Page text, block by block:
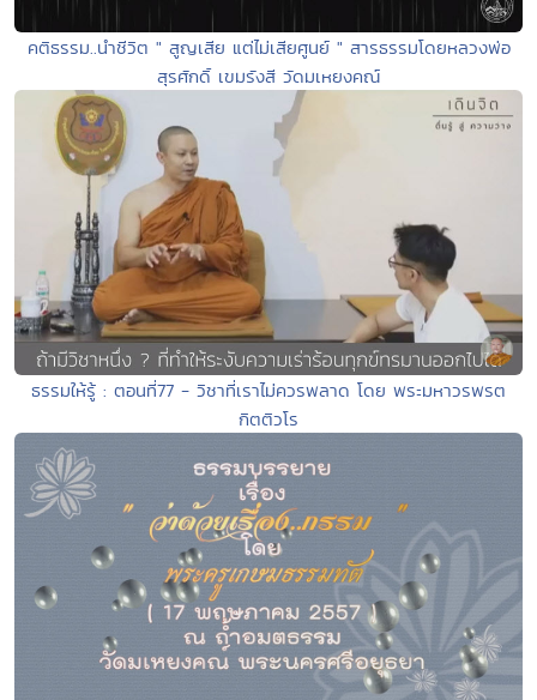
คติธรรม..นำชีวิต " สูญเสีย แต่ไม่เสียศูนย์ " สารธรรมโดยหลวงพ่อ
สุรศักดิ์ เขมรังสี วัดมเหยงคณ์
ธรรมให้รู้ : ตอนที่77 - วิชาที่เราไม่ควรพลาด โดย พระมหาวรพรต
กิตติวโร